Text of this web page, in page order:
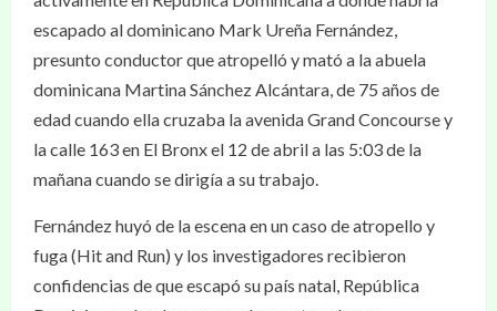
escapado al dominicano Mark Ureña Fernández,
presunto conductor que atropelló y mató a la abuela
dominicana Martina Sánchez Alcántara, de 75 años de
edad cuando ella cruzaba la avenida Grand Concourse y
la calle 163 en El Bronx el 12 de abril a las 5:03 de la
mañana cuando se dirigía a su trabajo.
Fernández huyó de la escena en un caso de atropello y
fuga (Hit and Run) y los investigadores recibieron
confidencias de que escapó su país natal, República